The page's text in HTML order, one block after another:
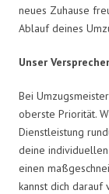
neues Zuhause
Ablauf deines
Unser
Bei
oberste Priorität.
Dienstleistung
deine
einen
kannst dich darauf